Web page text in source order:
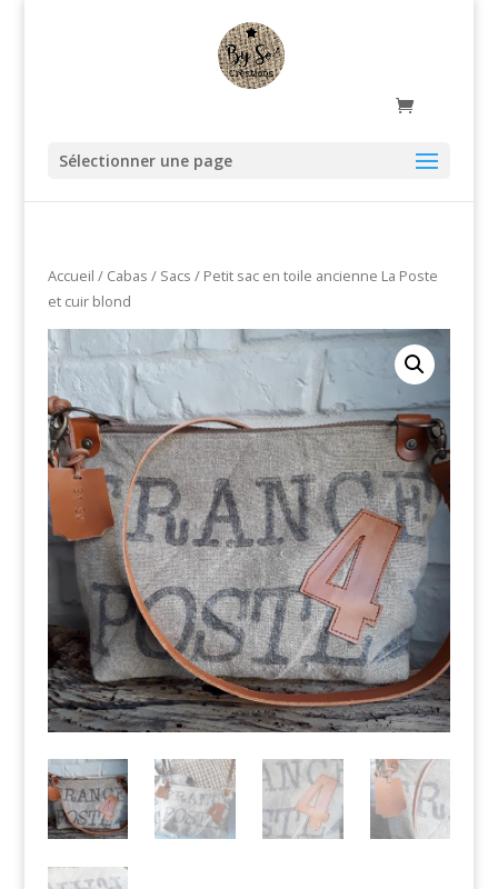
Sélectionner une page
Accueil / Cabas / Sacs / Petit sac en toile ancienne La Poste
et cuir blond